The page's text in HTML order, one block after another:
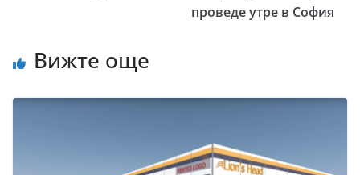
проведе утре в София
Вижте още